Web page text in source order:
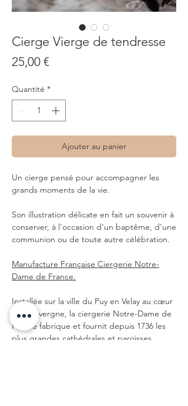
Cierge Vierge de tendresse
25,00 €Prix
Quantité *
Ajouter au panier
Un cierge pensé pour accompagner les
grands moments de la vie.
Son illustration délicate en fait un souvenir à
conserver, à l'occasion d'un baptême, d'une
communion ou de toute autre célébration.
Manufacture Française Ciergerie Notre-
Dame de France.
Installée sur la ville du Puy en Velay au cœur
de l’Auvergne, la ciergerie Notre-Dame de
France fabrique et fournit depuis 1736 les
plus grandes cathédrales et paroisses